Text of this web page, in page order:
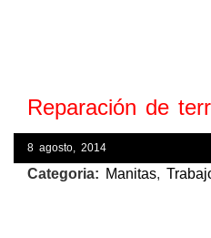
Reparación de
8 agosto, 2014
Categoria: Manitas,